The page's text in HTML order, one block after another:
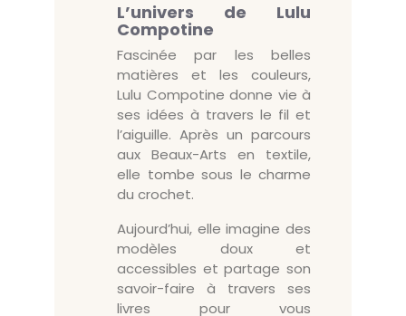
L’univers de Lulu
Compotine
Fascinée par les belles
matières et les couleurs,
Lulu Compotine donne vie à
ses idées à travers le fil et
l’aiguille. Après un parcours
aux Beaux-Arts en textile,
elle tombe sous le charme
du crochet.
Aujourd’hui, elle imagine des
modèles doux et
accessibles et partage son
savoir-faire à travers ses
livres pour vous